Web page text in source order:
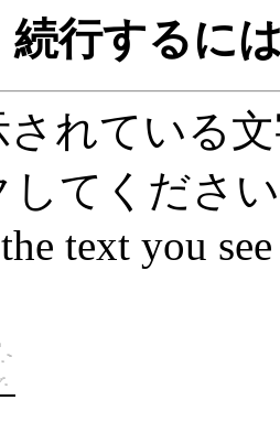
続行するに
れている
してくださ
text you